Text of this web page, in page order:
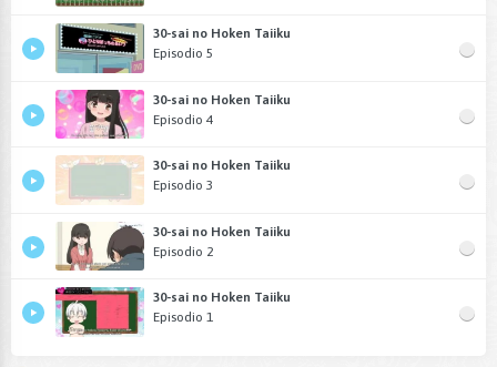
30-sai no Hoken Taiiku
Episodio 5
30-sai no Hoken Taiiku
Episodio 4
30-sai no Hoken Taiiku
Episodio 3
30-sai no Hoken Taiiku
Episodio 2
30-sai no Hoken Taiiku
Episodio 1